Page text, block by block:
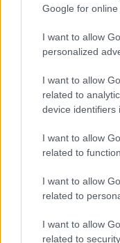
Google for
I want to allow
personalized
I want to allow
related to
device identifiers
I want to allow
related to
I want to allow
related to
I want to allow
related to
Pausa
Monte
Raid
la rete
Monte